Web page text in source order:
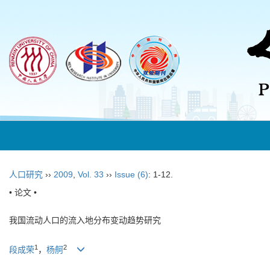
人口研究 ›› 2009 Vol. 33 ›› Issue (6): 1-12.
• 论文 •
我国流动人口的流入地分布变动趋势研究
段成荣1 ， 杨舸2